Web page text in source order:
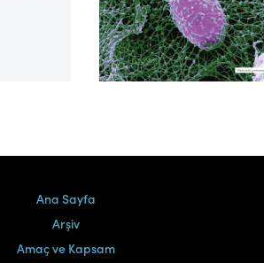
Cilt 39, Sayı 2
Ana Sayfa
Arşiv
Amaç ve Kapsam